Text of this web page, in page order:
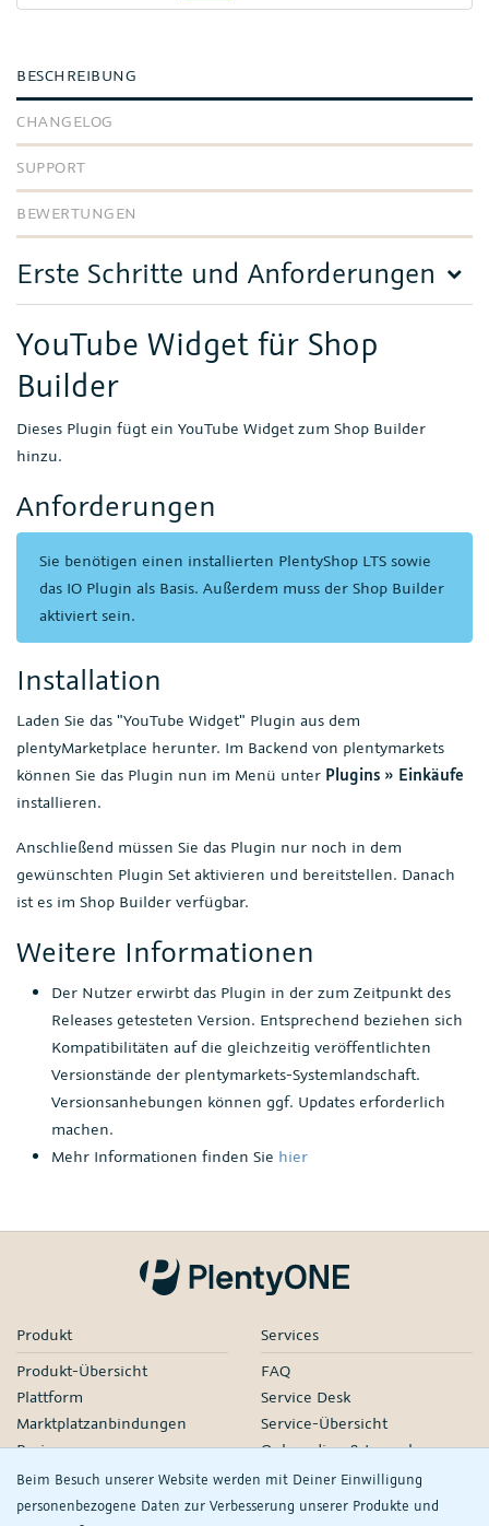
Beim Besuch unserer Website werden mit Deiner Einwilligung
personenbezogene Daten zur Verbesserung unserer Produkte und
BESCHREIBUNG
CHANGELOG
SUPPORT
BEWERTUNGEN
Erste Schritte und Anforderungen
YouTube Widget für Shop
Builder
Dieses Plugin fügt ein YouTube Widget zum Shop Builder
hinzu.
Anforderungen
Sie benötigen einen installierten PlentyShop LTS sowie
das IO Plugin als Basis. Außerdem muss der Shop Builder
aktiviert sein.
Installation
Laden Sie das "YouTube Widget" Plugin aus dem
plentyMarketplace herunter. Im Backend von plentymarkets
können Sie das Plugin nun im Menü unter Plugins » Einkäufe
installieren.
Anschließend müssen Sie das Plugin nur noch in dem
gewünschten Plugin Set aktivieren und bereitstellen. Danach
ist es im Shop Builder verfügbar.
Weitere Informationen
Der Nutzer erwirbt das Plugin in der zum Zeitpunkt des
Releases getesteten Version. Entsprechend beziehen sich
Kompatibilitäten auf die gleichzeitig veröffentlichten
Versionstände der plentymarkets-Systemlandschaft.
Versionsanhebungen können ggf. Updates erforderlich
machen.
Mehr Informationen finden Sie hier
Produkt
Produkt-Übersicht
Plattform
Marktplatzanbindungen
Preise
Services
FAQ
Service Desk
Service-Übersicht
Onboarding & Launch
Services
Managed Services